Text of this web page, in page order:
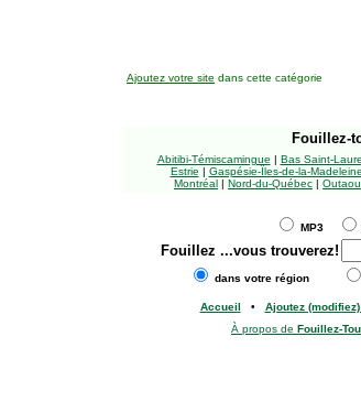
Ajoutez votre site dans cette catégorie
Fouillez-
Abitibi-Témiscamingue | Bas Saint-
Estrie | Gaspésie-Îles-de-la-Madeleine
Montréal | Nord-du-Québec |
MP3
Fouillez ...vous trouverez!
dans votre région
Accueil • Ajoutez
À propos de Fouillez-